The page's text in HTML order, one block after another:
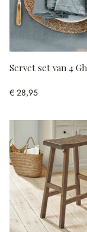
Servet set van 4
€ 28,95